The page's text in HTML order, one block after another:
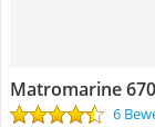
Matromarine
6